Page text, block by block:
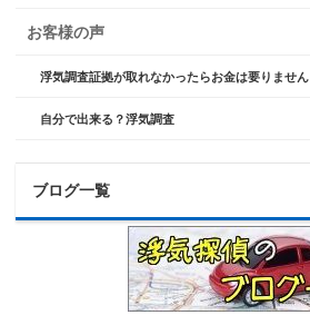
お客様の声
浮気調査証拠が取れなかったらお金は要りません
自分で出来る？浮気調査
ブログ一覧